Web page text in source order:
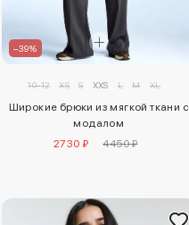
–39%
10-12 XS S XXS L M XL
Широкие брюки из мягкой ткани с
модалом
2730 ₽
4450 ₽